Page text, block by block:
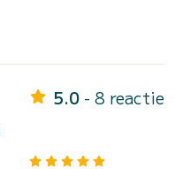
5.0 - 8 reactie